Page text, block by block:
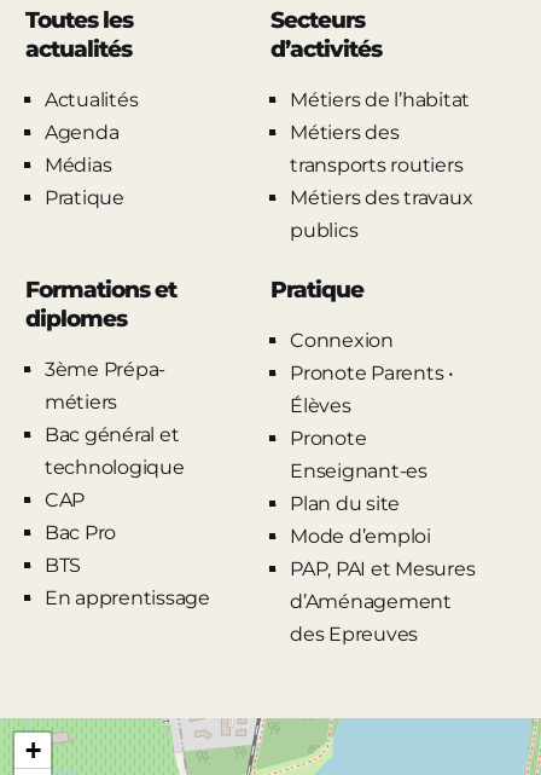
Toutes les
actualités
Actualités
Agenda
Médias
Pratique
Secteurs
d’activités
Métiers de l’habitat
Métiers des
transports routiers
Métiers des travaux
publics
Formations et
diplomes
3ème Prépa-
métiers
Bac général et
technologique
CAP
Bac Pro
BTS
En apprentissage
Pratique
Connexion
Pronote Parents •
Élèves
Pronote
Enseignant-es
Plan du site
Mode d’emploi
PAP, PAI et Mesures
d’Aménagement
des Epreuves
+